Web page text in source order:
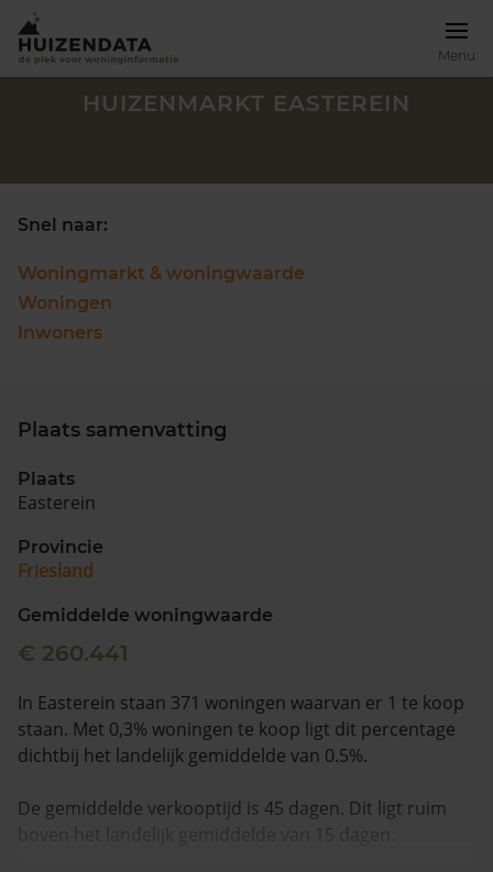
Menu
Zoek een woning
088 220 4200
Maandag t/m vrijdag - 08:00 -18:00
HUIZENMARKT EASTEREIN
Snel naar:
Woningmarkt & woningwaarde
Woningen
Inwoners
Plaats samenvatting
Plaats
Easterein
Provincie
Friesland
Gemiddelde woningwaarde
€ 260.441
In Easterein staan 371 woningen waarvan er 1 te koop
staan. Met 0,3% woningen te koop ligt dit percentage
dichtbij het landelijk gemiddelde van 0.5%.
De gemiddelde verkooptijd is 45 dagen. Dit ligt ruim
boven het landelijk gemiddelde van 15 dagen.